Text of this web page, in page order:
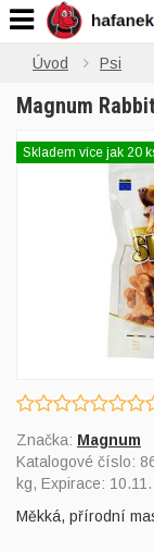
Úvod Psi
Magnum
Skladem více jak 20
Značka: Magnum
Katalogové číslo:
kg, Expirace:
Měkká, přírodní